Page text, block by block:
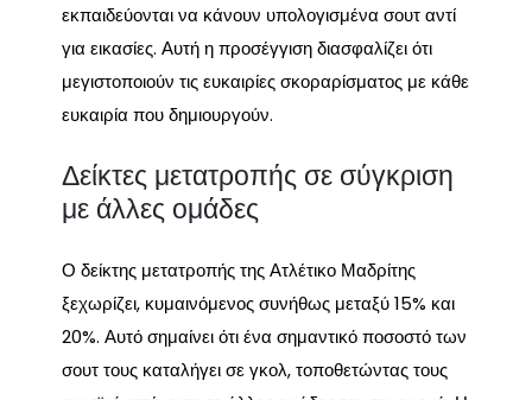
εκπαιδεύονται να κάνουν υπολογισμένα σουτ αντί
για εικασίες. Αυτή η προσέγγιση διασφαλίζει ότι
μεγιστοποιούν τις ευκαιρίες σκοραρίσματος με κάθε
ευκαιρία που δημιουργούν.
Δείκτες μετατροπής σε σύγκριση
με άλλες ομάδες
Ο δείκτης μετατροπής της Ατλέτικο Μαδρίτης
ξεχωρίζει, κυμαινόμενος συνήθως μεταξύ 15% και
20%. Αυτό σημαίνει ότι ένα σημαντικό ποσοστό των
σουτ τους καταλήγει σε γκολ, τοποθετώντας τους